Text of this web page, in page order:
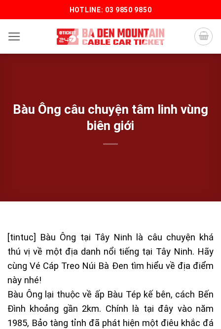
qua
nội
HOTLINE: 03 9850 9850
Bàu Ông câu chuyện tâm linh vùng
biên giới
[tintuc] Bàu Ông tại Tây Ninh là câu chuyện khá
thú vị về một địa danh nổi tiếng tại Tây Ninh. Hãy
cùngVé Cáp Treo Núi Bà Đen tìm hiểu về địa điểm
này nhé!
Bàu Ông lại thuộc về ấp Bàu Tép kế bên, cách Bến
Đình khoảng gần 2km. Chính là tại đây vào năm
1985, Bảo tàng tỉnh đã phát hiện một điêu khắc đá